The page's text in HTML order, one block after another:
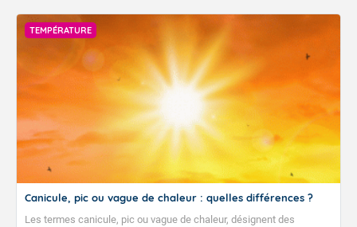
TEMPÉRATURE
Canicule, pic ou vague de chaleur : quelles différences ?
Les termes canicule, pic ou vague de chaleur, désignent des